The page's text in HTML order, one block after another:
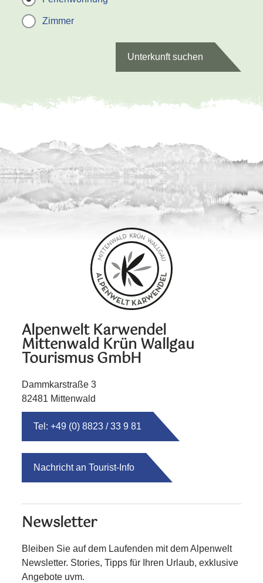
Zimmer
Unterkunft suchen
Alpenwelt Karwendel
Mittenwald Krün Wallgau
Tourismus GmbH
Dammkarstraße 3
82481 Mittenwald
Tel: +49 (0) 8823 / 33 9 81
Nachricht an Tourist-Info
Newsletter
Bleiben Sie auf dem Laufenden mit dem Alpenwelt
Newsletter. Stories, Tipps für Ihren Urlaub, exklusive
Angebote uvm.